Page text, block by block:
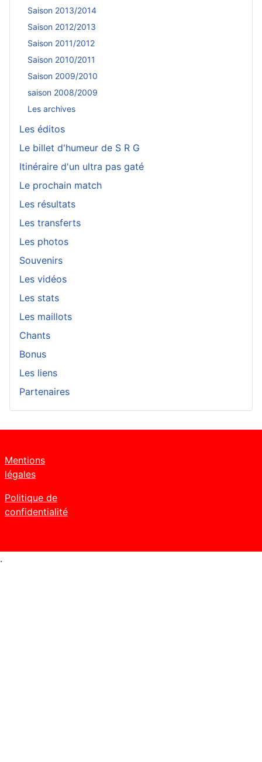
Saison 2013/2014
Saison 2012/2013
Saison 2011/2012
Saison 2010/2011
Saison 2009/2010
saison 2008/2009
Les archives
Les éditos
Le billet d'humeur de S R G
Itinéraire d'un ultra pas gaté
Le prochain match
Les résultats
Les transferts
Les photos
Souvenirs
Les vidéos
Les stats
Les maillots
Chants
Bonus
Les liens
Partenaires
Mentions
légales
Politique de
confidentialité
.